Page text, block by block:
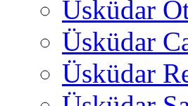
Üsküdar
Üsküdar
Üsküdar